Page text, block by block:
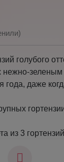
голубого
зеленым
года, даже
из 3